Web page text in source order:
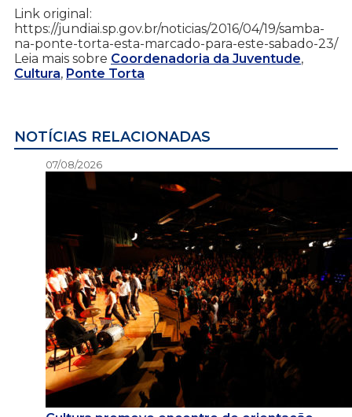
Link original:
https://jundiai.sp.gov.br/noticias/2016/04/19/samba-
na-ponte-torta-esta-marcado-para-este-sabado-23/
Leia mais sobre Coordenadoria da Juventude,
Cultura, Ponte Torta
NOTÍCIAS RELACIONADAS
07/08/2026